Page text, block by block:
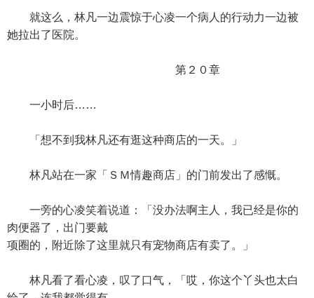
就这么，林凡一边震惊于心凌一个病人的行动力一边被
她拉出了医院。
第２０章
一小时后……
「想不到我林凡还有逛这种商店的一天。」
林凡站在一家「ＳＭ情趣商店」的门前发出了感慨。
一旁的心凌笑着说道：「没办法啊主人，我已经是你的
肉便器了，出门要戴
项圈的，附近除了这里就只有宠物商店有卖了。」
林凡看了看心凌，叹了口气，「哎，你这个丫头也太白